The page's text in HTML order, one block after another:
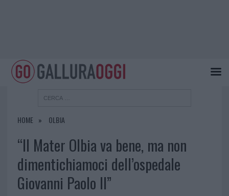
HOME OLBIA
“Il Mater Olbia va bene, ma non
dimentichiamoci dell’ospedale
Giovanni Paolo II”